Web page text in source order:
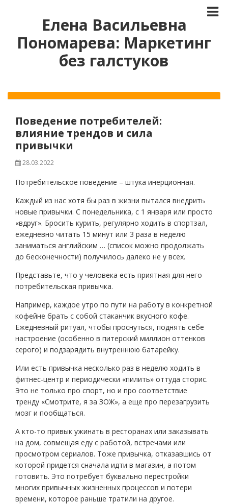
Елена Васильевна
Пономарева: Маркетинг
без галстуков
Поведение потребителей:
влияние трендов и сила
привычки
28.03.2022
Потребительское поведение – штука инерционная.
Каждый из нас хотя бы раз в жизни пытался внедрить
новые привычки. С понедельника, с 1 января или просто
«вдруг». Бросить курить, регулярно ходить в спортзал,
ежедневно читать 15 минут или 3 раза в неделю
заниматься английским … (список можно продолжать
до бесконечности) получилось далеко не у всех.
Представьте, что у человека есть приятная для него
потребительская привычка.
Например, каждое утро по пути на работу в конкретной
кофейне брать с собой стаканчик вкусного кофе.
Ежедневный ритуал, чтобы проснуться, поднять себе
настроение (особенно в питерский миллион оттенков
серого) и подзарядить внутреннюю батарейку.
Или есть привычка несколько раз в неделю ходить в
фитнес-центр и периодически «пилить» оттуда сторис.
Это не только про спорт, но и про соответствие
тренду «Смотрите, я за ЗОЖ», а еще про перезагрузить
мозг и пообщаться.
А кто-то привык ужинать в ресторанах или заказывать
на дом, совмещая еду с работой, встречами или
просмотром сериалов. Тоже привычка, отказавшись от
которой придется сначала идти в магазин, а потом
готовить. Это потребует буквально перестройки
многих привычных жизненных процессов и потери
времени, которое раньше тратили на другое.